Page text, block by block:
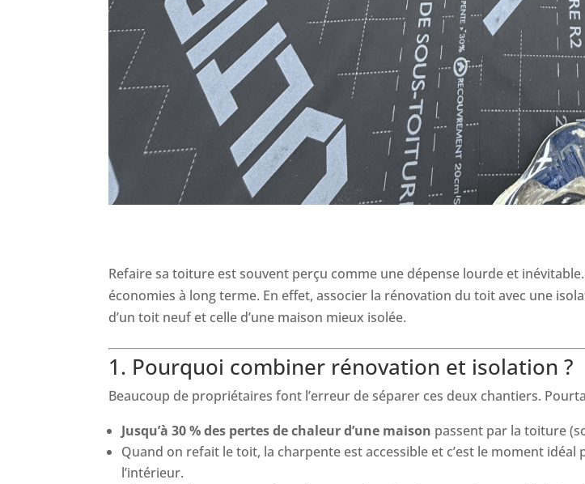
Refaire sa toiture est souvent perçu comme une dépense lourde et
économies à long terme. En effet, associer la rénovation du toit avec une
d’un toit neuf et celle d’une maison mieux isolée.
1. Pourquoi combiner rénovation et isolation ?
Beaucoup de propriétaires font l’erreur de séparer ces deux chantiers.
Jusqu’à 30 % des pertes de chaleur d’une maison passent par la toiture
Quand on refait le toit, la charpente est accessible et c’est le moment
l’intérieur.